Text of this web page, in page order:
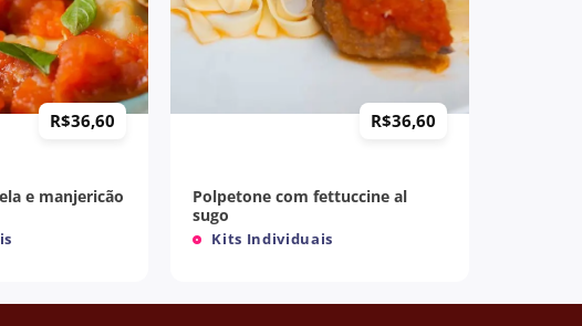
e manjericão
R$36,60
Kits Individuais
Polpetone com fettuccine al
sugo
R$36,60